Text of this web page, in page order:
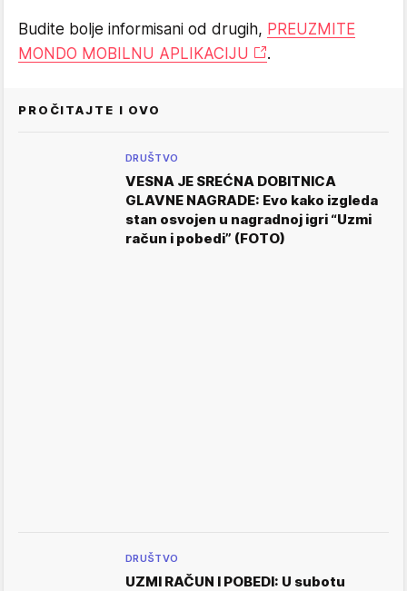
Budite bolje informisani od drugih, PREUZMITE
MONDO MOBILNU APLIKACIJU
.
PROČITAJTE I OVO
DRUŠTVO
VESNA JE SREĆNA DOBITNICA
GLAVNE NAGRADE: Evo kako izgleda
stan osvojen u nagradnoj igri “Uzmi
račun i pobedi” (FOTO)
DRUŠTVO
UZMI RAČUN I POBEDI: U subotu